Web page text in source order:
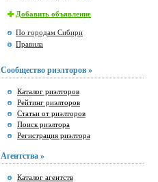
Добавить объявление
По городам Сибири
Правила
Сообщество риэлторов »
Каталог риэлторов
Рейтинг риэлторов
Статьи от риэлторов
Поиск риэлтора
Регистрация риэлтора
Агентства »
Каталог агентств